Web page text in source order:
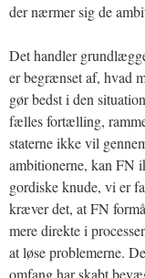
der nærmer sig de
Det handler
er begrænset af, hvad
gør bedst i den
fælles fortælling,
staterne ikke vil
ambitionerne, kan FN
gordiske knude, vi er
kræver det, at FN
mere direkte i
at løse problemerne.
omfang har skabt